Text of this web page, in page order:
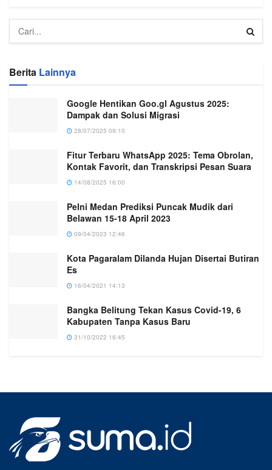
Berita Lainnya
Google Hentikan Goo.gl Agustus 2025:
Dampak dan Solusi Migrasi
28/07/2025 09:10
Fitur Terbaru WhatsApp 2025: Tema Obrolan,
Kontak Favorit, dan Transkripsi Pesan Suara
14/08/2025 16:00
Pelni Medan Prediksi Puncak Mudik dari
Belawan 15-18 April 2023
09/04/2023 12:46
Kota Pagaralam Dilanda Hujan Disertai Butiran
Es
16/04/2021 14:13
Bangka Belitung Tekan Kasus Covid-19, 6
Kabupaten Tanpa Kasus Baru
31/10/2022 16:45